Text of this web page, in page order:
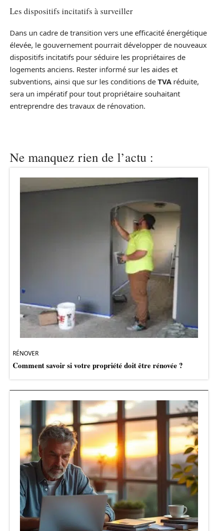
Les dispositifs incitatifs à surveiller
Dans un cadre de transition vers une efficacité énergétique
élevée, le gouvernement pourrait développer de nouveaux
dispositifs incitatifs pour séduire les propriétaires de
logements anciens. Rester informé sur les aides et
subventions, ainsi que sur les conditions de TVAréduite,
sera un impératif pour tout propriétaire souhaitant
entreprendre des travaux de rénovation.
Ne manquez rien de l’actu :
RÉNOVER
Comment savoir si votre propriété doit être rénovée ?